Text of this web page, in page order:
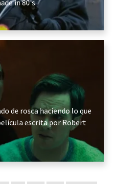
in 80's.
de rosca haciendo lo que
escrita por Robert